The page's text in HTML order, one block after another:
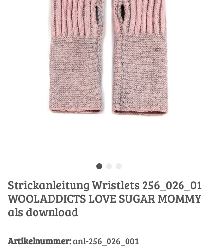
Strickanleitung Wristlets 256_026_01
WOOLADDICTS LOVE SUGAR MOMMY
als download
Artikelnummer:anl-256_026_001